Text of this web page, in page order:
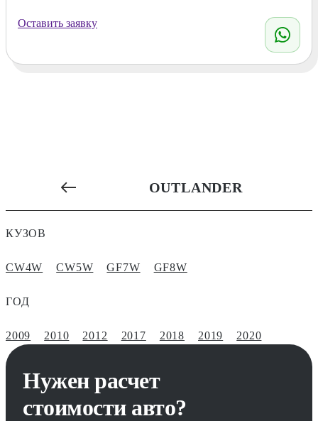
Оставить заявку
OUTLANDER
КУЗОВ
CW4W CW5W GF7W GF8W
ГОД
2009 2010 2012 2017 2018 2019 2020
Нужен расчет
стоимости авто?